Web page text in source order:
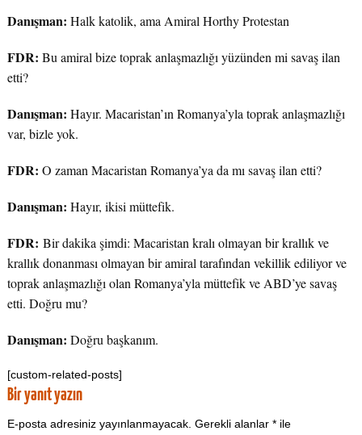
Danışman: Halk katolik, ama Amiral Horthy Protestan
FDR: Bu amiral bize toprak anlaşmazlığı yüzünden mi savaş ilan
etti?
Danışman: Hayır. Macaristan’ın Romanya’yla toprak anlaşmazlığı
var, bizle yok.
FDR: O zaman Macaristan Romanya’ya da mı savaş ilan etti?
Danışman: Hayır, ikisi müttefik.
FDR: Bir dakika şimdi: Macaristan kralı olmayan bir krallık ve
krallık donanması olmayan bir amiral tarafından vekillik ediliyor ve
toprak anlaşmazlığı olan Romanya’yla müttefik ve ABD’ye savaş
etti. Doğru mu?
Danışman: Doğru başkanım.
[custom-related-posts]
Bir yanıt yazın
E-posta adresiniz yayınlanmayacak. Gerekli alanlar *ile